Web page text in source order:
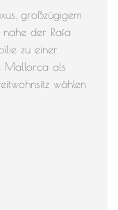
großzügigem
nahe der Rafa
zu einer
Mallorca als
wählen